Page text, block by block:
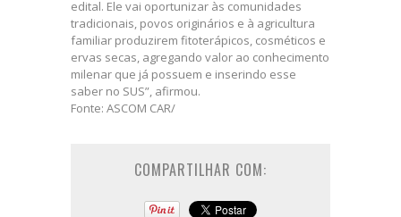
edital. Ele vai oportunizar às comunidades
tradicionais, povos originários e à agricultura
familiar produzirem fitoterápicos, cosméticos e
ervas secas, agregando valor ao conhecimento
milenar que já possuem e inserindo esse
saber no SUS”, afirmou.
Fonte: ASCOM CAR/
COMPARTILHAR COM: